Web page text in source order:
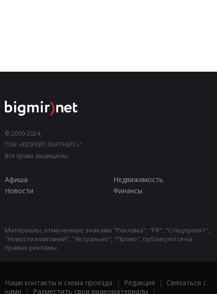
© 2000-2024,
ТОВ «КЕПРЕЙТ ПАРТНЕРС»".
Все права защищены.
Афиша
Недвижимость
Новости
Финансы
Материалы, отмеченные знаками "Реклама", "PR", "Спецпроект",
"Новости компаний", "Актуально", "Промо", публикуются на
правах рекламы.
Наши контакты и схема проезда | Редакция | Связаться с
нами | Разместить свои видеоматериалы |